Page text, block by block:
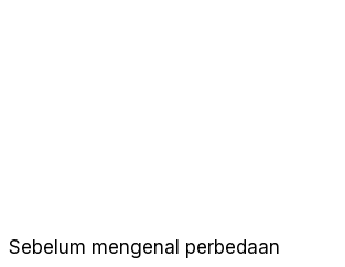
Sebelum mengenal perbedaan